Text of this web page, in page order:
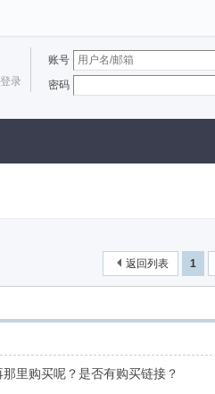
账号
密码
录
1
返回列表
里购买呢？是否有购买链接？